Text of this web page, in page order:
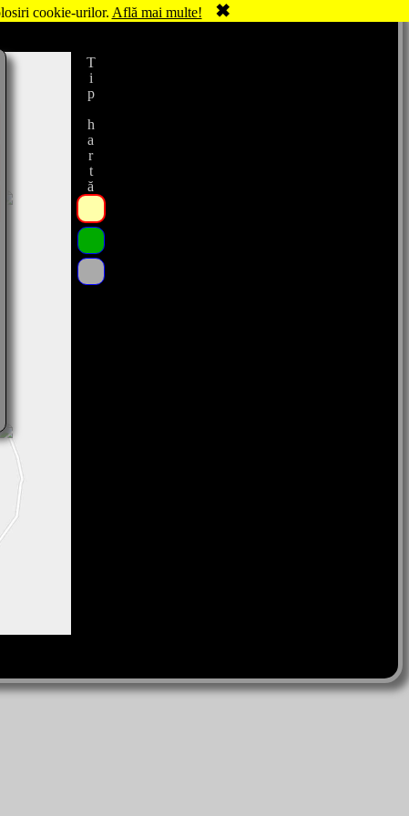
cookie-urilor. Află mai multe! ✖
Tip hartă